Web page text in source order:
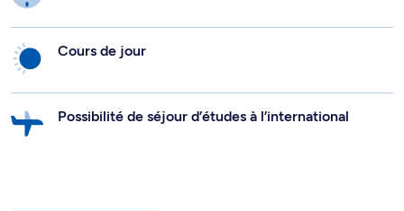
Cours de jour
Possibilité de séjour d’études à l’international